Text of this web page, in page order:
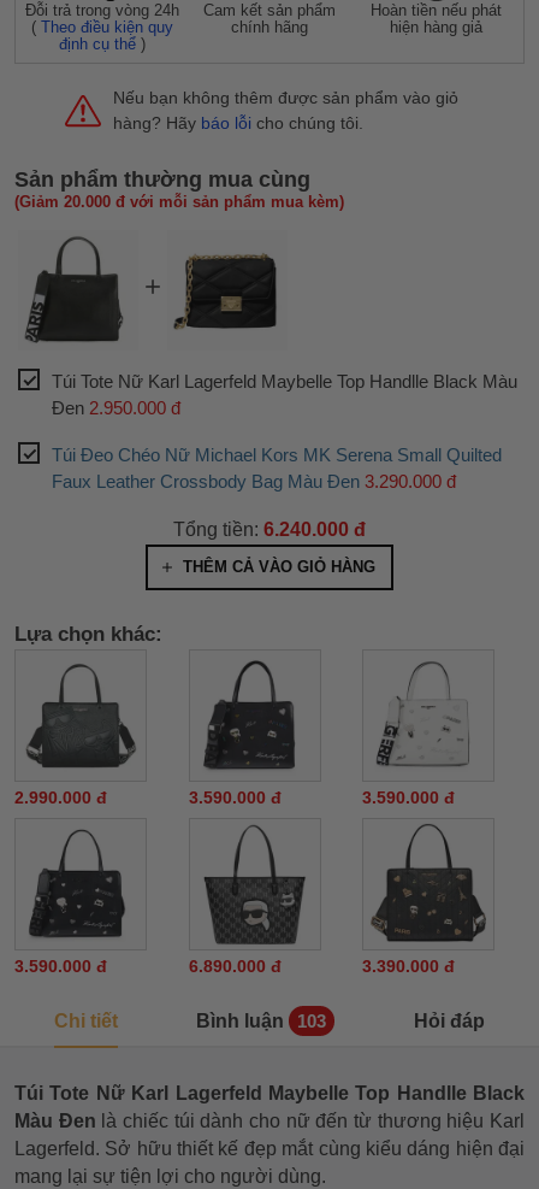
Đỗi trả trong vòng 24h
(Theo điều kiện quy
định cụ thể )
Cam kết sản phẩm
chính hãng
Hoàn tiền nếu phát
hiện hàng giả
Nếu bạn không thêm được sản phẩm vào giỏ
hàng? Hãy báo lỗi cho chúng tôi.
Sản phẩm thường mua cùng
(Giảm 20.000 đ với mỗi sản phẩm mua kèm)
Túi Tote Nữ Karl Lagerfeld Maybelle Top Handlle Black Màu
Đen 2.950.000 đ
Túi Đeo Chéo Nữ Michael Kors MK Serena Small Quilted
Faux Leather Crossbody Bag Màu Đen 3.290.000 đ
Tổng tiền: 6.240.000 đ
THÊM CẢ VÀO GIỎ HÀNG
Lựa chọn khác:
2.990.000 đ 3.590.000 đ 3.590.000 đ
3.590.000 đ 6.890.000 đ 3.390.000 đ
Chi tiết Bình luận 103 Hỏi đáp
Túi Tote Nữ Karl Lagerfeld Maybelle Top Handlle Black
Màu Đen là chiếc túi dành cho nữ đến từ thương hiệu Karl
Lagerfeld. Sở hữu thiết kế đẹp mắt cùng kiểu dáng hiện đại
mang lại sự tiện lợi cho người dùng.